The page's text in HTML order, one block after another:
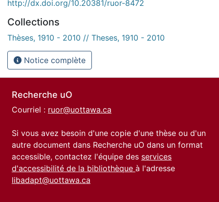
http://dx.doi.org/10.20381/ruor-8472
Collections
Thèses, 1910 - 2010 // Theses, 1910 - 2010
Notice complète
Recherche uO
Courriel : ruor@uottawa.ca
Si vous avez besoin d'une copie d'une thèse ou d'un
autre document dans Recherche uO dans un format
accessible, contactez l'équipe des services
d'accessibilité de la bibliothèque à l'adresse
libadapt@uottawa.ca